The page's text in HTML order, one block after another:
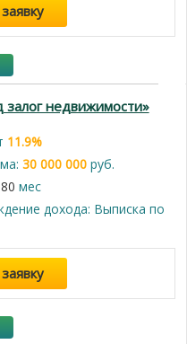
недвижимости»
11.9%
30 000 000руб.
мес
дохода: Выписка по